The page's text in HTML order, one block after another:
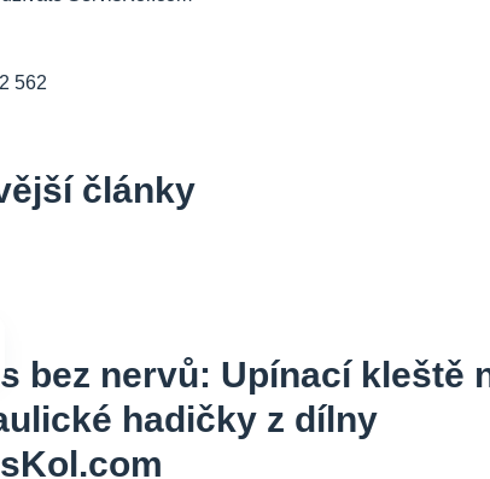
562
články
bez nervů: Upínací kleště
hadičky z dílny